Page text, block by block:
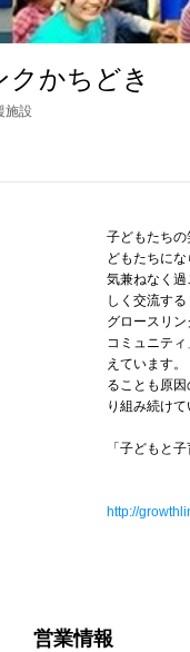
クかちどき
施設
子どもたち
どもたちにな
気兼ねなく
しく交流する
グロースリ
コミュニテ
えています
ることも原
り組み続けて
「子どもと
http://
営業情報